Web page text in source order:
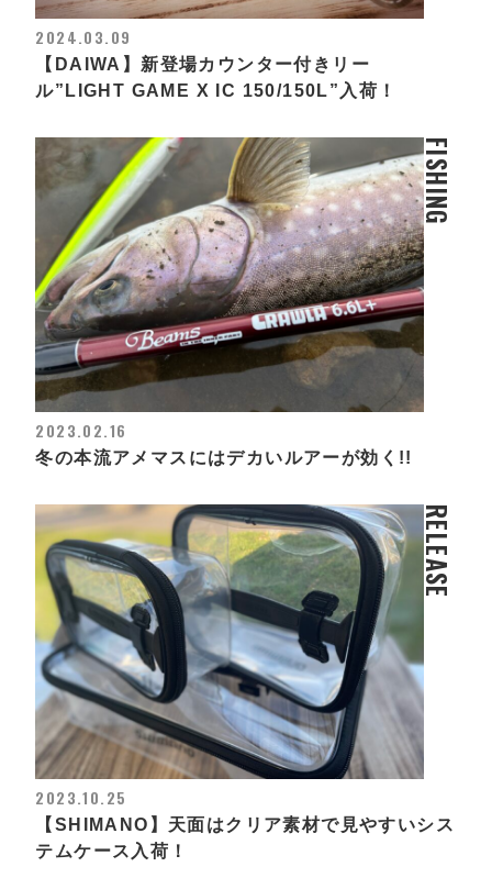
2024.03.09
【DAIWA】新登場カウンター付きリー
ル”LIGHT GAME X IC 150/150L”入荷！
FISHING
2023.02.16
冬の本流アメマスにはデカいルアーが効く!!
RELEASE
2023.10.25
【SHIMANO】天面はクリア素材で見やすいシス
テムケース入荷！